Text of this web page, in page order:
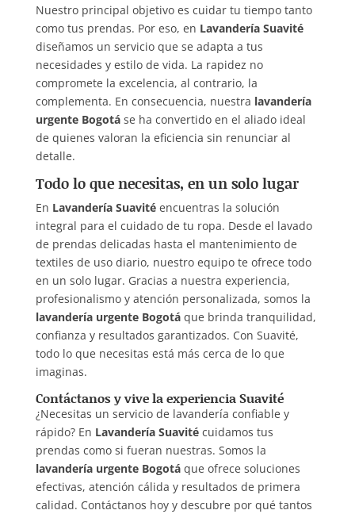
Nuestro principal objetivo es cuidar tu tiempo tanto
como tus prendas. Por eso, en Lavandería Suavité
diseñamos un servicio que se adapta a tus
necesidades y estilo de vida. La rapidez no
compromete la excelencia, al contrario, la
complementa. En consecuencia, nuestra lavandería
urgente Bogotáse ha convertido en el aliado ideal
de quienes valoran la eficiencia sin renunciar al
detalle.
Todo lo que necesitas, en un solo lugar
En Lavandería Suavitéencuentras la solución
integral para el cuidado de tu ropa. Desde el lavado
de prendas delicadas hasta el mantenimiento de
textiles de uso diario, nuestro equipo te ofrece todo
en un solo lugar. Gracias a nuestra experiencia,
profesionalismo y atención personalizada, somos la
lavandería urgente Bogotáque brinda tranquilidad,
confianza y resultados garantizados. Con Suavité,
todo lo que necesitas está más cerca de lo que
imaginas.
Contáctanos y vive la experiencia Suavité
¿Necesitas un servicio de lavandería confiable y
rápido? En Lavandería Suavitécuidamos tus
prendas como si fueran nuestras. Somos la
lavandería urgente Bogotáque ofrece soluciones
efectivas, atención cálida y resultados de primera
calidad. Contáctanos hoy y descubre por qué tantos